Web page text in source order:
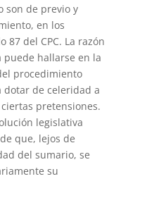
son de previo y
en los
del CPC. La razón
puede hallarse en la
procedimiento
dotar de celeridad a
pretensiones.
legislativa
que, lejos de
del sumario, se
su